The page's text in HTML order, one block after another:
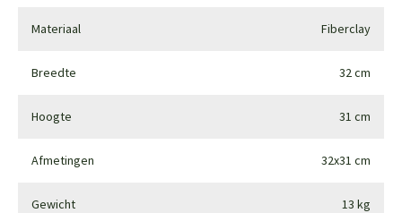
Materiaal Fiberclay
Breedte 32 cm
Hoogte 31 cm
Afmetingen 32x31 cm
Gewicht 13 kg